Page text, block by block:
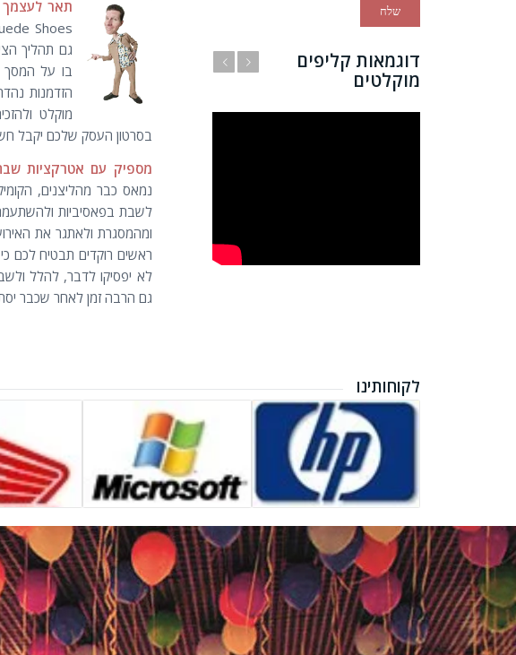
דוגמאות קליפים
מוקלטים
הבא
תאר לעצמך
גם תהליך
הזדמנות
מוקלט
בסרטון העסק שלכם יקבל
מספיק עם אטרקציות
נמאס כבר מהליצנים,
לשבת בפאסיביות
ומהמסגרת ולאתגר את
ראשים רוקדים תבטיח לכם
לא יפסיקו לדבר, להלל
גם הרבה זמן לאחר שכבר
לקוחותינו